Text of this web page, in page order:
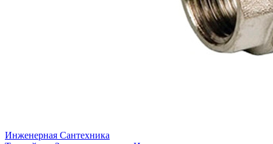
Инженерная Сантехника